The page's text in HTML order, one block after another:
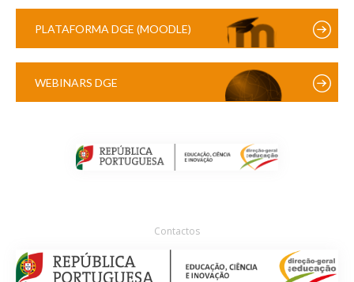
PLATAFORMA DGE (MOODLE)
WEBINARS DGE
Contactos